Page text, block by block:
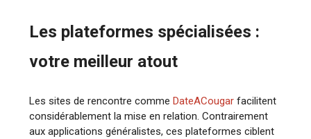
Les plateformes spécialisées :
votre meilleur atout
Les sites de rencontre commeDateACougar facilitent
considérablement la mise en relation. Contrairement
aux applications généralistes, ces plateformes ciblent